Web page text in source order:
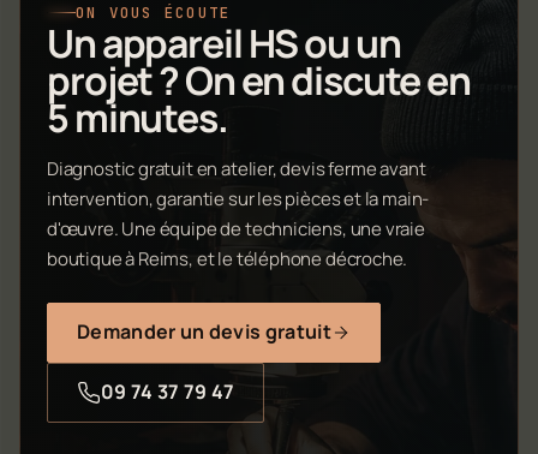
ON VOUS ÉCOUTE
Un appareil HS ou un
projet ? On en discute en
5 minutes.
Diagnostic gratuit en atelier, devis ferme avant
intervention, garantie sur les pièces et la main-
d'œuvre. Une équipe de techniciens, une vraie
boutique à Reims, et le téléphone décroche.
Demander un devis gratuit
09 74 37 79 47